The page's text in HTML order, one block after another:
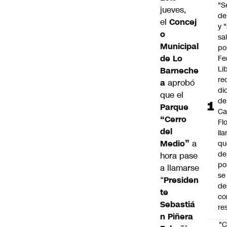
jueves,
el Concej
o
Municipal
de Lo
Barneche
a aprobó
que el
Parque
“Cerro
del
Medio” a
hora pase
a llamarse
“Presiden
te
Sebastiá
n Piñera
y
de
se